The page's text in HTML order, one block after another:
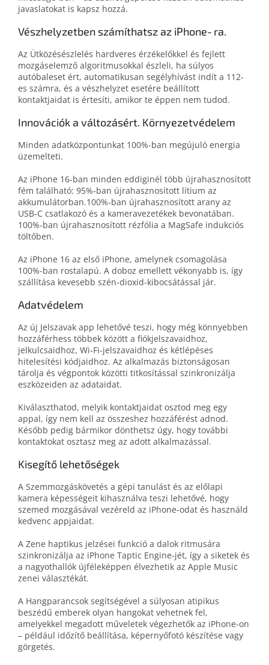
javaslatokat is kapsz hozzá.
Vészhelyzetben számíthatsz az iPhone‑ra.
Az Ütközésészlelés hardveres érzékelőkkel és fejlett
mozgáselemző algoritmusokkal észleli, ha súlyos
autóbaleset ért, automatikusan segély­hívást indít a 112-
es számra, és a vész­helyzet esetére beállított
kontaktjaidat is értesíti, amikor te éppen nem tudod.
Innovációk a változásért. Környezetvédelem
Minden adatközpontunkat 100%-ban megújuló energia
üzemelteti.
Az iPhone 16‑ban minden eddiginél több újra­hasznosított
fém található: 95%‑ban újra­hasznosított lítium az
akkumulátorban.100%‑ban újrahasznosított arany az
USB‑C csatlakozó és a kamera­vezetékek bevonatában.
100%‑ban újrahasznosított rézfólia a MagSafe indukciós
töltőben.
Az iPhone 16 az első iPhone, amelynek csomagolása
100%-ban rostalapú. A doboz emellett vékonyabb is, így
szállítása kevesebb szén-dioxid-kibocsátással jár.
Adatvédelem
Az új Jelszavak app lehetővé teszi, hogy még könnyebben
hozzáférhess többek között a fiókjelszavaidhoz,
jelkulcsaidhoz, Wi‑Fi-jelszavaidhoz és kétlépéses
hitelesítési kódjaidhoz. Az alkalmazás biztonságosan
tárolja és végpontok közötti titkosítással szinkronizálja
eszközeiden az adataidat.
Kiválaszthatod, melyik kontaktjaidat osztod meg egy
appal, így nem kell az összeshez hozzáférést adnod.
Később pedig bármikor dönthetsz úgy, hogy további
kontaktokat osztasz meg az adott alkalmazással.
Kisegítő lehetőségek
A Szemmozgáskövetés a gépi tanulást és az előlapi
kamera képességeit kihasználva teszi lehetővé, hogy
szemed mozgásával vezéreld az iPhone-odat és használd
kedvenc appjaidat.
A Zene haptikus jelzései funkció a dalok ritmusára
szinkronizálja az iPhone Taptic Engine-jét, így a siketek és
a nagyothallók újféleképpen élvezhetik az Apple Music
zenei választékát.
A Hangparancsok segítségével a súlyosan atipikus
beszédű emberek olyan hangokat vehetnek fel,
amelyekkel megadott műveletek végezhetők az iPhone-on
– például időzítő beállítása, képernyőfotó készítése vagy
görgetés.